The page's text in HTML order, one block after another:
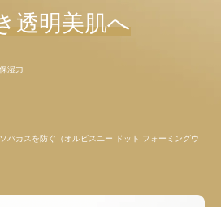
透明美肌へ
湿力
バカスを防ぐ（オルビスユー ドット フォーミングウ